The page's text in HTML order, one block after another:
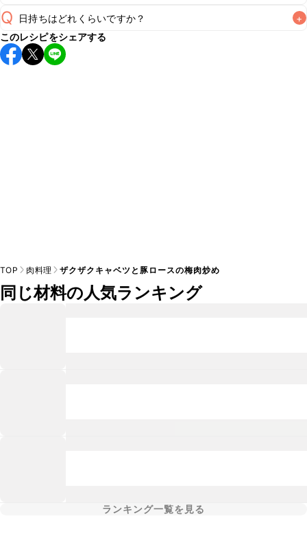
A
Q 日持ちはどれくらいですか？ +
保存期間は冷蔵で翌日中が目安です。なるべくお早めにお召
し上がりください。
このレシピをシェアする
TOP 肉料理 ザクザクキャベツと豚ロースの梅肉炒め
同じ材料の人気ランキング
ランキング一覧を見る